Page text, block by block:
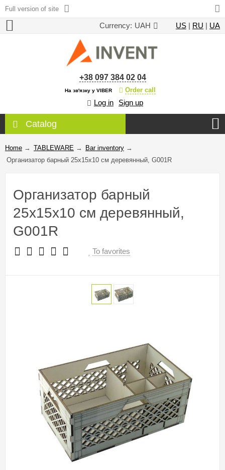
Full version of site
Currency: UAH US | RU | UA
+38 097 384 02 04
На зв'язку у VIBER Order call
Log in Sign up
Catalog
Home → TABLEWARE → Bar inventory →
Организатор барный 25x15x10 см деревянный, G001R
Организатор барный
25x15x10 см деревянный,
G001R
To favorites